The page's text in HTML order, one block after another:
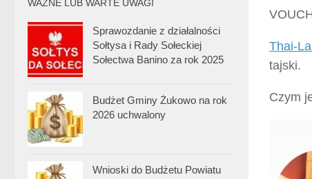
Thai-
tajski.
Czym
WAŻNE LUB WARTE UWAGI
Sprawozdanie z działalności
Sołtysa i Rady Sołeckiej
Sołectwa Banino za rok 2025
Budżet Gminy Żukowo na rok
2026 uchwalony
Wnioski do Budżetu Powiatu